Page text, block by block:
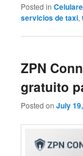
Posted in
servicios de taxi,
ZPN
gratuito
Posted onJuly